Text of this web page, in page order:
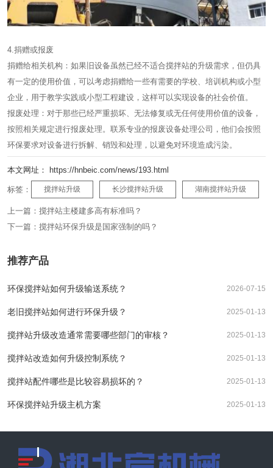
4.捐赠或报废
捐赠给相关机构：如果旧设备虽然已经不适合搅拌站的升级需求，但仍具
有一定的使用价值，可以考虑捐赠给一些有需要的学校、培训机构或小型
企业，用于教学实践或小型工程建设，这样可以实现设备的社会价值。
报废处理：对于那些已经严重损坏、无法修复或无任何使用价值的设备，
按照相关规定进行报废处理。联系专业的报废设备处理公司，他们会按照
环保要求对设备进行拆解、销毁和处理，以避免对环境造成污染。
本文网址： https://hnbeic.com/news/193.html
标签： 搅拌站升级 长沙搅拌站升级 湖南搅拌站升级
上一篇： 搅拌站主楼建多高有标准吗？
下一篇： 搅拌站环保升级是国家强制的吗？
推荐产品
2026-07-15
环保搅拌站如何升级输送系统？
2025-01-13
老旧搅拌站如何进行环保升级？
2025-01-13
搅拌站升级改造通常需要哪些部门的审核？
2025-01-13
搅拌站改造如何升级控制系统？
2025-01-13
搅拌站配件哪些是比较容易损坏的？
2025-01-13
环保搅拌站升级主机方案